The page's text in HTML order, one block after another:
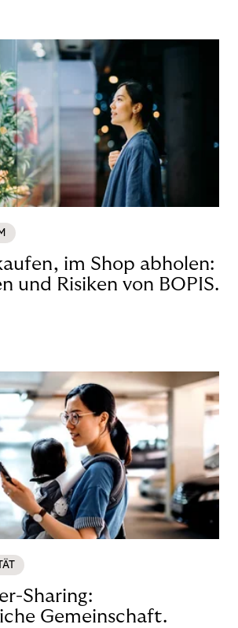
im Shop abholen:
und Risiken von BOPIS.
Sharing:
Gemeinschaft.